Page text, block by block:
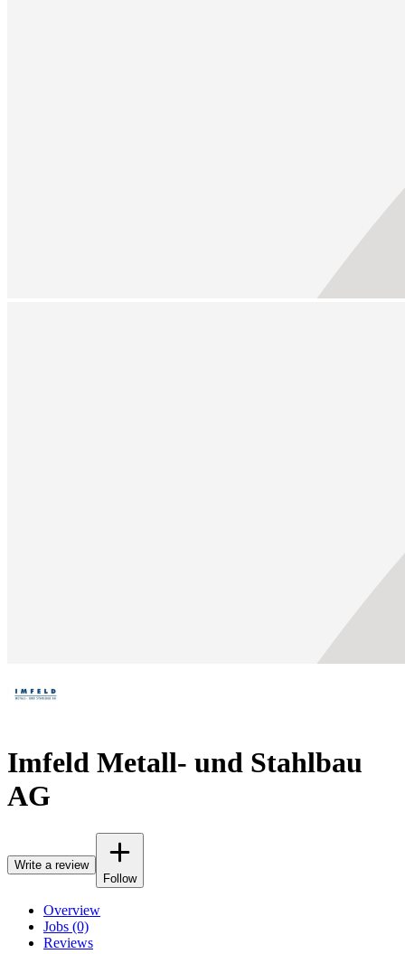
Imfeld Metall- und Stahlbau
AG
Write a review
Follow
Overview
Jobs (0)
Reviews